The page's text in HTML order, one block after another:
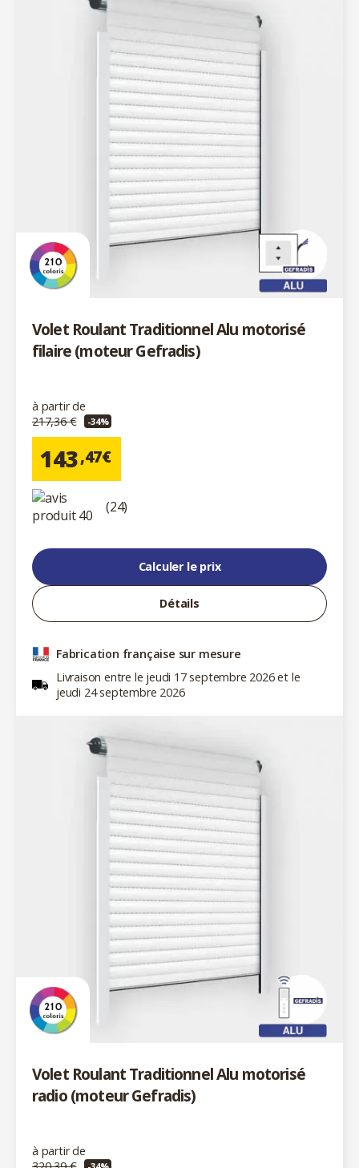
Volet Roulant Traditionnel Alu motorisé
filaire (moteur Gefradis)
à partir de
217,36 €
-34%
143,47€
(24)
Calculer le prix
Détails
Fabrication française sur mesure
Livraison entre le jeudi 17 septembre 2026 et le
jeudi 24 septembre 2026
Volet Roulant Traditionnel Alu motorisé
radio (moteur Gefradis)
à partir de